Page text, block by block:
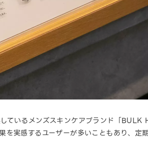
ているメンズスキンケアブランド「
を実感するユーザーが多いこともあり、定